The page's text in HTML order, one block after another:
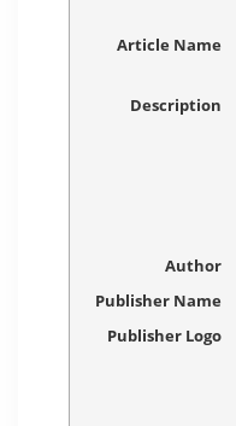
Article Name
Description
Author
Publisher Name
Publisher Logo